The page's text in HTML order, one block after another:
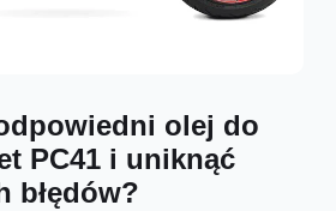
olej do
PC41 i uniknąć
błędów?